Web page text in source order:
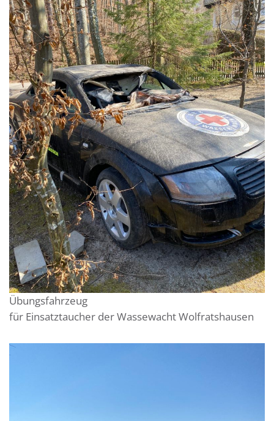
Übungsfahrzeug
für Einsatztaucher der Wassewacht Wolfratshausen